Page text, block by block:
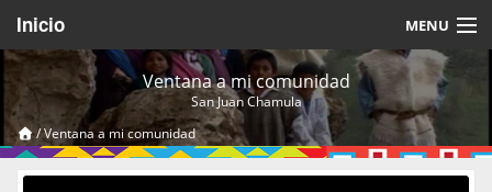
Inicio MENU
Acerca de
Videos Temáticos
Cerrar Sesión
Ventana a mi comunidad
San Juan Chamula
/Ventana a mi comunidad